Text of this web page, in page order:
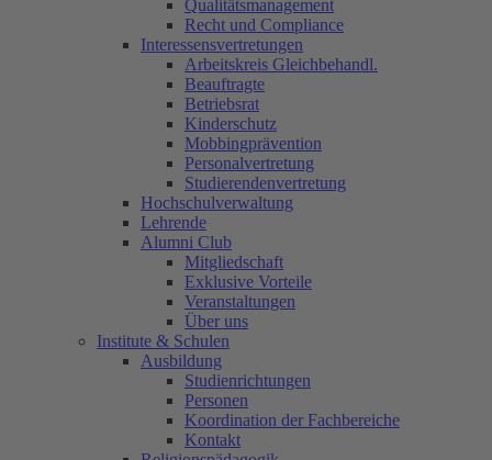
Qualitätsmanagement
Recht und Compliance
Interessensvertretungen
Arbeitskreis Gleichbehandl.
Beauftragte
Betriebsrat
Kinderschutz
Mobbingprävention
Personalvertretung
Studierendenvertretung
Hochschulverwaltung
Lehrende
Alumni Club
Mitgliedschaft
Exklusive Vorteile
Veranstaltungen
Über uns
Institute & Schulen
Ausbildung
Studienrichtungen
Personen
Koordination der Fachbereiche
Kontakt